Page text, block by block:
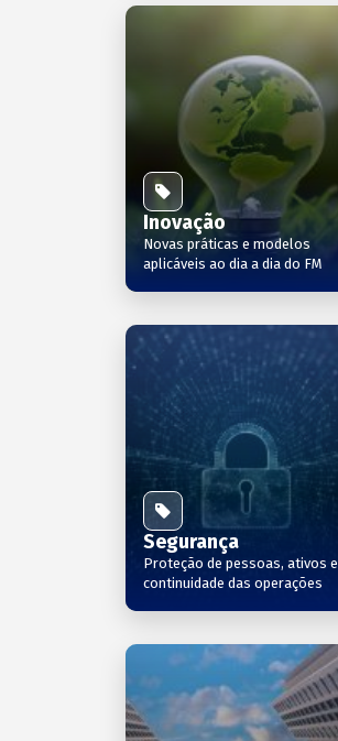
Inovação
Novas práticas e modelos
aplicáveis ao dia a dia do FM
Segurança
Proteção de pessoas, ativos e
continuidade das operações